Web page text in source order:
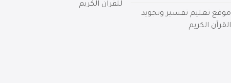
موقع تعليم تفسير وتجويد
القرآن الكريم
للقرآن الكريم